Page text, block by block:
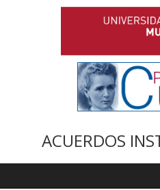
ACUERDOS